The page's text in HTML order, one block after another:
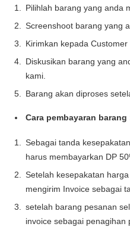
Pilihlah barang yang anda
Screenshoot barang yang
Kirimkan kepada Customer
Diskusikan barang yang
kami.
Barang akan diproses
Cara pembayaran barang
Sebagai tanda
harus membayarkan DP
Setelah kesepakatan
mengirim Invoice sebagai
setelah barang pesanan
invoice sebagai penagihan